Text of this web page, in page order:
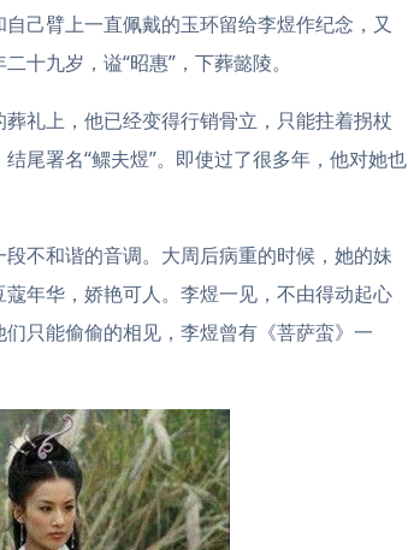
己臂上一直佩戴的玉环留给李煜作纪念，又
十九岁，谥“昭惠”，下葬懿陵。
礼上，他已经变得行销骨立，只能拄着拐杖
尾署名“鳏夫煜”。即使过了很多年，他对她也
不和谐的音调。大周后病重的时候，她的妹
年华，娇艳可人。李煜一见，不由得动起心
只能偷偷的相见，李煜曾有《菩萨蛮》一